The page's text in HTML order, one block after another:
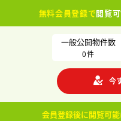
無料会員登録で閲覧
一般公開物件数
0件
今
会員登録後に閲覧可